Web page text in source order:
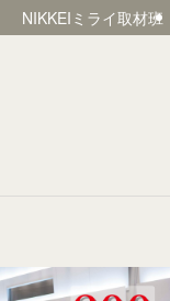
NIKKEIミライ取材班